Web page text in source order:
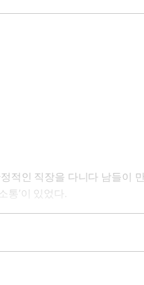
적인 직장을 다니다 남들이
’이 있었다.
로 활동 중이며, 인스타그